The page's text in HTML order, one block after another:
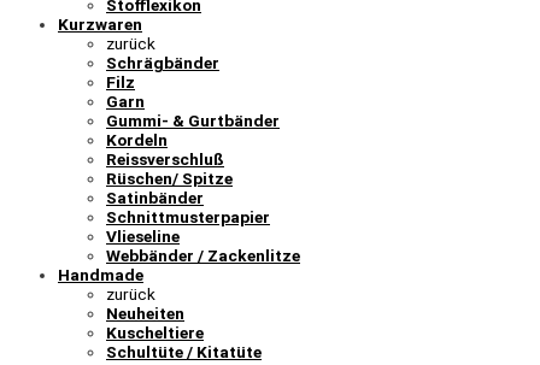
Stofflexikon
Kurzwaren
zurück
Schrägbänder
Filz
Garn
Gummi- & Gurtbänder
Kordeln
Reissverschluß
Rüschen/ Spitze
Satinbänder
Schnittmusterpapier
Vlieseline
Webbänder / Zackenlitze
Handmade
zurück
Neuheiten
Kuscheltiere
Schultüte / Kitatüte